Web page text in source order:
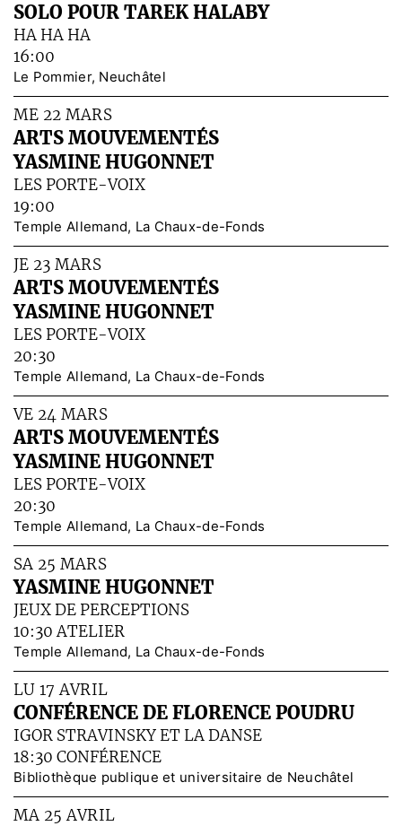
SOLO POUR TAREK HALABY
HA HA HA
16:00
Le Pommier, Neuchâtel
ME 22 MARS
ARTS MOUVEMENTÉS
YASMINE HUGONNET
LES PORTE-VOIX
19:00
Temple Allemand, La Chaux-de-Fonds
JE 23 MARS
ARTS MOUVEMENTÉS
YASMINE HUGONNET
LES PORTE-VOIX
20:30
Temple Allemand, La Chaux-de-Fonds
VE 24 MARS
ARTS MOUVEMENTÉS
YASMINE HUGONNET
LES PORTE-VOIX
20:30
Temple Allemand, La Chaux-de-Fonds
SA 25 MARS
YASMINE HUGONNET
JEUX DE PERCEPTIONS
10:30 ATELIER
Temple Allemand, La Chaux-de-Fonds
LU 17 AVRIL
CONFÉRENCE DE FLORENCE POUDRU
IGOR STRAVINSKY ET LA DANSE
18:30 CONFÉRENCE
Bibliothèque publique et universitaire de Neuchâtel
MA 25 AVRIL